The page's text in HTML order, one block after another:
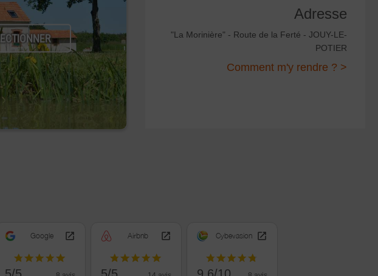
Adresse
"La Morinière" - Route de la Ferté - JOUY-LE-
POTIER
Comment m'y rendre ? >
Google Airbnb Cybevasion